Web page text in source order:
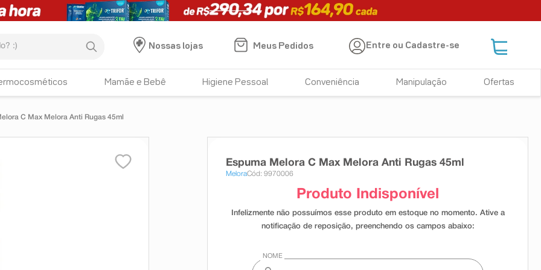
Nossas lojas
Meus Pedidos Entre ou Cadastre-se
Mamãe e Bebê Higiene Pessoal Conveniência Manipulação Ofertas
Espuma Melora C Max Melora Anti Rugas 45ml
Espuma Melora C Max Melora Anti Rugas 45ml
MeloraCód: 9970006